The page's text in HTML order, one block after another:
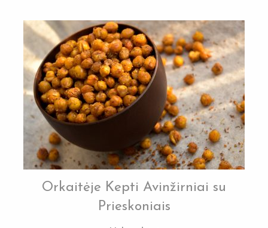
Orkaitėje Kepti Avinžirniai su
Prieskoniais